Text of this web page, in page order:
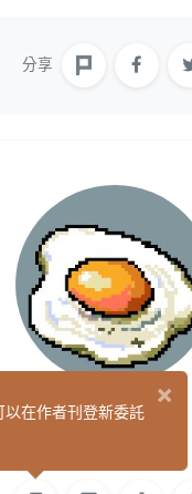
分享
郝地瓜
×
以在作者刊登新委託